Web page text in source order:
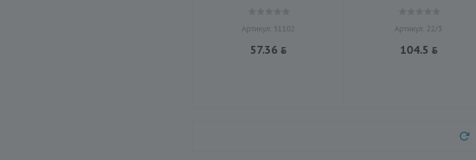
Артикул: 51102
57.36
Артикул: 22/3
104.5